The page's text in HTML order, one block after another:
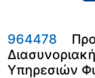
964478
Υπηρεσιών